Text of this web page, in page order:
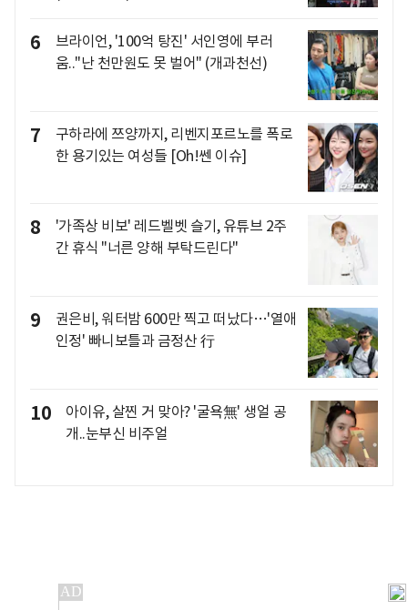
6
브라이언, '100억 탕진' 서인영에 부러
움.."난 천만원도 못 벌어" (개과천선)
7
구하라에 쯔양까지, 리벤지포르노를 폭로
한 용기있는 여성들 [Oh!쎈 이슈]
8
'가족상 비보' 레드벨벳 슬기, 유튜브 2주
간 휴식 "너른 양해 부탁드린다"
9
권은비, 워터밤 600만 찍고 떠났다…'열애
인정' 빠니보틀과 금정산 行
10
아이유, 살찐 거 맞아? '굴욕無' 생얼 공
개..눈부신 비주얼